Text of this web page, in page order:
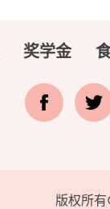
奖学金
版权所